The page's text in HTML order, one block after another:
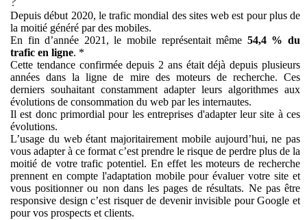
Depuis début 2020, le trafic mondial des sites web est pour plus de
la moitié généré par des mobiles.
En fin d’année 2021, le mobile représentait même 54,4 % du
trafic en ligne. *
Cette tendance confirmée depuis 2 ans était déjà depuis plusieurs
années dans la ligne de mire des moteurs de recherche. Ces
derniers souhaitant constamment adapter leurs algorithmes aux
évolutions de consommation du web par les internautes.
Il est donc primordial pour les entreprises d'adapter leur site à ces
évolutions.
L’usage du web étant majoritairement mobile aujourd’hui, ne pas
vous adapter à ce format c’est prendre le risque de perdre plus de la
moitié de votre trafic potentiel. En effet les moteurs de recherche
prennent en compte l'adaptation mobile pour évaluer votre site et
vous positionner ou non dans les pages de résultats. Ne pas être
responsive design c’est risquer de devenir invisible pour Google et
pour vos prospects et clients.